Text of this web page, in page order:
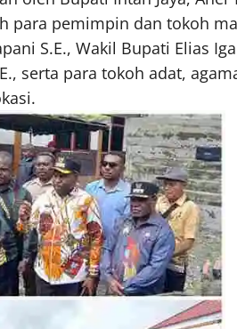
para pemimpin dan tokoh
S.E., Wakil Bupati Elias
serta para tokoh adat,